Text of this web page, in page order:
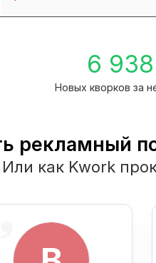
6 938
Новых кворков за
рекламный
Или как Kwork